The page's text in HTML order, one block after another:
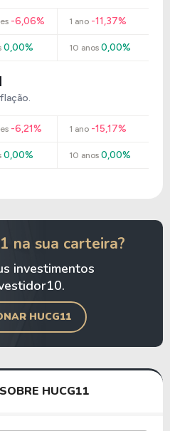
-6,06% 1 ano-11,37%
0,00% 10 anos0,00%
-6,21% 1 ano-15,17%
0,00% 10 anos0,00%
na sua carteira?
investimentos
HUCG11
HUCG11